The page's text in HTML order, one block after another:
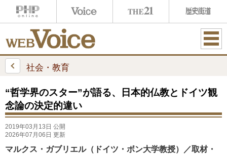
ME
社会・教育
“哲学界のスター”が語る、日本的仏教とドイツ観
念論の決定的違い
2019年03月13日 公開
2026年07月06日 更新
マルクス・ガブリエル（ドイツ・ボン大学教授）／取材・